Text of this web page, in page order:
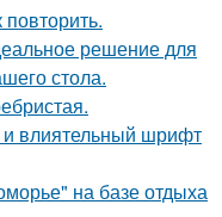
решение для
стола.
влиятельный шрифт
на базе отдыха